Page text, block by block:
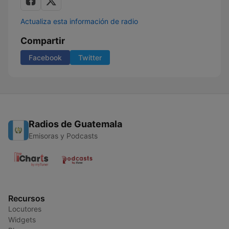
Actualiza esta información de radio
Compartir
Facebook Twitter
Radios de Guatemala
Emisoras y Podcasts
Recursos
Locutores
Widgets